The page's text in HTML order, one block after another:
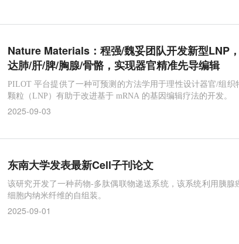
Nature Materials：程强/魏妥团队开发新型LNP
达肺/肝/脾/胸腺/骨骼，实现器官精准先导编辑
PILOT 平台提供了一种可预测的方法学用于理性设计器官/组织
颗粒（LNP）有助于改进基于 mRNA 的基因编辑疗法的开发。
2025-09-03
东南大学发表最新Cell子刊论文
该研究开发了一种药物-多肽偶联物递送系统，该系统利用胰腺
细胞内纳米纤维的自组装。
2025-09-01